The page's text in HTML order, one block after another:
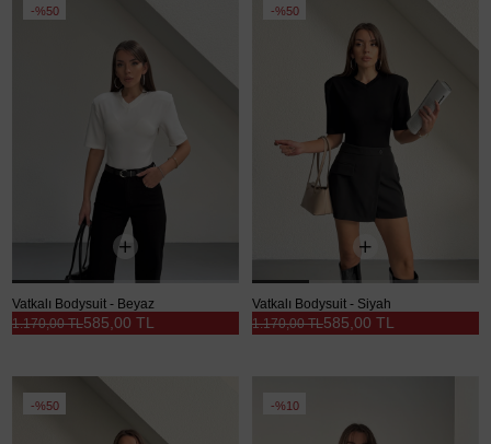
%50
Vatkalı Bodysuit - Beyaz
585,00 TL
1.170,00 TL
%50
Vatkalı Bodysuit - Siyah
585,00 TL
1.170,00 TL
%50 %10